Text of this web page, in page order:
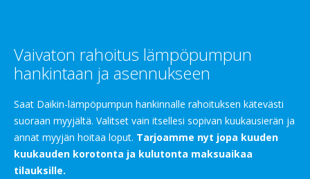
Vaivaton rahoitus lämpöpumpun
hankintaan ja asennukseen
Saat Daikin-lämpöpumpun hankinnalle rahoituksen kätevästi
suoraan myyjältä. Valitset vain itsellesi sopivan kuukausierän ja
annat myyjän hoitaa loput. Tarjoamme nyt jopa kuuden
kuukauden korotonta ja kulutonta maksuaikaa
tilauksille.